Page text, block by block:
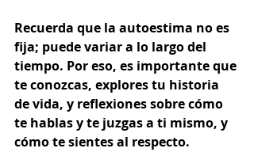
Recuerda que la autoestima no es
fija; puede variar a lo largo del
tiempo. Por eso, es importante que
te conozcas, explores tu historia
de vida, y reflexiones sobre cómo
te hablas y te juzgas a ti mismo, y
cómo te sientes al respecto.